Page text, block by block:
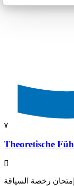
٧
Theoretische
إمتحان رخصة السياقة